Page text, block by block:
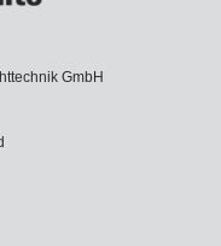
GmbH